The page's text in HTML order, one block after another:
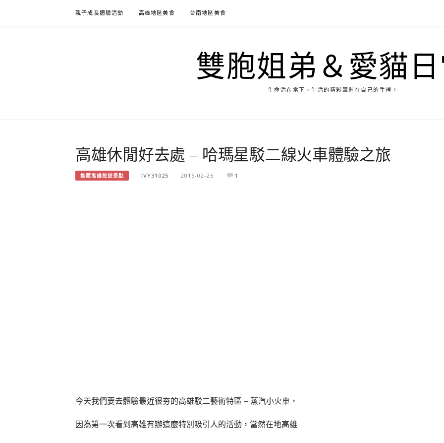
親子成長體驗活動 高雄地區美食 台南地區美食
雙胞姐弟＆愛貓
生命活在當下，生活的精彩掌握在自己的手裡。
高雄休閒好去處 – 哈瑪星駁二線火車體驗之旅
推薦高雄旅遊景點 IVY31025 2015-02-25 1
今天我們要去體驗最近很夯的高雄駁二藝術特區 – 蒸汽小火車 ，
因為第一次看到高雄有辦這麼特別吸引人的活動，當然在地高雄